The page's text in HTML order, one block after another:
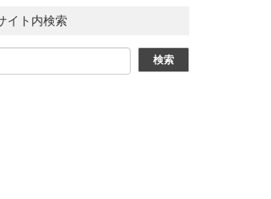
イト内検索